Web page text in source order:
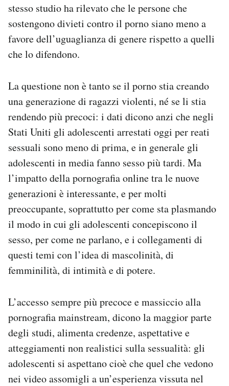
stesso studio ha rilevato che le persone che
sostengono divieti contro il porno siano meno a
favore dell’uguaglianza di genere rispetto a quelli
che lo difendono.
La questione non è tanto se il porno stia creando
una generazione di ragazzi violenti, né se li stia
rendendo più precoci: i dati dicono anzi che negli
Stati Uniti gli adolescenti arrestati oggi per reati
sessuali sono meno di prima, e in generale gli
adolescenti in media fanno sesso più tardi. Ma
l’impatto della pornografia online tra le nuove
generazioni è interessante, e per molti
preoccupante, soprattutto per come sta plasmando
il modo in cui gli adolescenti concepiscono il
sesso, per come ne parlano, e i collegamenti di
questi temi con l’idea di mascolinità, di
femminilità, di intimità e di potere.
L’accesso sempre più precoce e massiccio alla
pornografia mainstream, dicono la maggior parte
degli studi, alimenta credenze, aspettative e
atteggiamenti non realistici sulla sessualità: gli
adolescenti si aspettano cioè che quel che vedono
nei video assomigli a un’esperienza vissuta nel